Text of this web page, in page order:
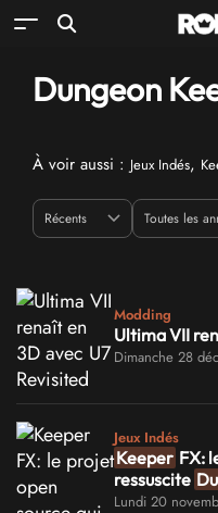
Dungeon
À voir aussi : Jeux Indés,
Modding
Ultima VII
Dimanche 28
Jeux Indés
Keeper FX:
ressuscite
Lundi 20